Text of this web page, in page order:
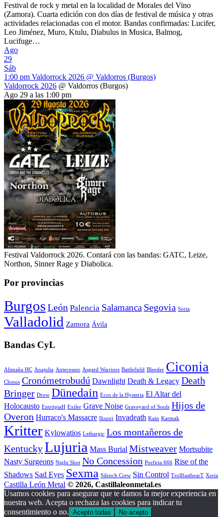
Festival de rock y metal en la localidad de Morales del Vino
(Zamora). Cuarta edición con dos días de festival de música y otras
actividades relacionadas con el motor. Bandas confirmadas: Lucifer,
Leo Jiménez, Muro, Ktulu, Diabulus in Musica, Balmog,
Lucifuge…
Ago
29
Sáb
1:00 pm Valdorrock 2026 @ Valdorros (Burgos)
Valdorrock 2026 @ Valdorros (Burgos)
Ago 29 a las 1:00 pm
Festival Valdorrock 2026. Contará con las bandas: GATC, Leize,
Northon, Sinner Rage y Diabolica.
Por provincias
BurgosLeón Palencia Salamanca Segovia Soria
Valladolid Zamora Ávila
Bandas CyL
Alimaña HC Anajulia Antecessor Asgard Warriors Battlefield Bleeder Ciconia
Clonus Cronómetrobudú Dawnlight Death & Legacy Death
Bringer Drow Dünedain Ecos de la Hysteria El Altar del
Holocausto EntröpiaH Exiler Grave Noise Graveyard of Souls Hijos de
Overon Hurraco's Massacre Ikuori Invadeath Kain Karmak
Kritter Kylowatios Lethargic Los montañeros de
KentuckyLujuria Mass Burial Mistweaver Mortsubite
Nasty Surgeons Night Shot No Concession Porfiria 666 Rise of the
Shadows Sad Eyes Sexma Silench Crew Sin Control TrollfasthearT Xeria
Castilla León Metal © 2026, Castillaleonmetal.es
Usamos cookies para asegurar que te damos la mejor experiencia en
nuestra web. Acepta o rechaza las cookies para indicar tu
consentimiento o no. Acepto todas
No acepto